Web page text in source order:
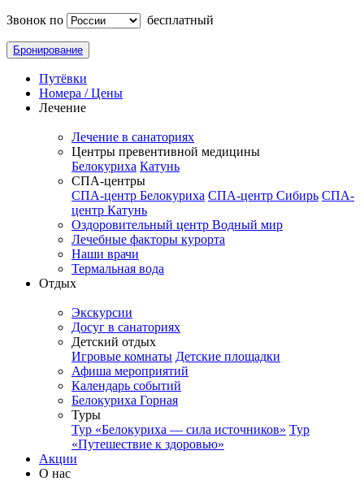
Звонок по
бесплатный
Бронирование
Путёвки
Номера / Цены
Лечение
Лечение в санаториях
Центры превентивной медицины
Белокуриха Катунь
СПА-центры
СПА-центр Белокуриха СПА-центр Сибирь СПА-
центр Катунь
Оздоровительный центр Водный мир
Лечебные факторы курорта
Наши врачи
Термальная вода
Отдых
Экскурсии
Досуг в санаториях
Детский отдых
Игровые комнаты Детские площадки
Афиша мероприятий
Календарь событий
Белокуриха Горная
Туры
Тур «Белокуриха — сила источников» Тур
«Путешествие к здоровью»
Акции
О нас